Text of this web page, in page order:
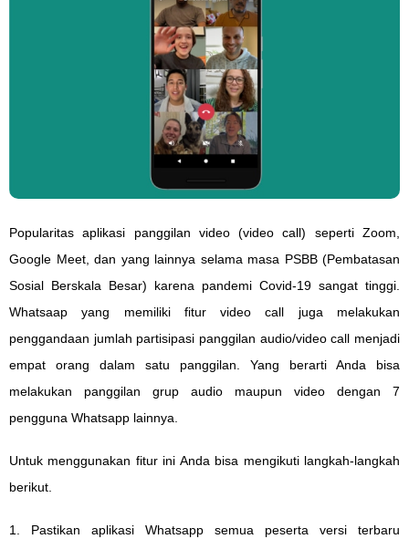
Popularitas aplikasi panggilan video (video call) seperti Zoom,
Google Meet, dan yang lainnya selama masa PSBB (Pembatasan
Sosial Berskala Besar) karena pandemi Covid-19 sangat tinggi.
Whatsaap yang memiliki fitur video call juga melakukan
penggandaan jumlah partisipasi panggilan audio/video call menjadi
empat orang dalam satu panggilan. Yang berarti Anda bisa
melakukan panggilan grup audio maupun video dengan 7
pengguna Whatsapp lainnya.
Untuk menggunakan fitur ini Anda bisa mengikuti langkah-langkah
berikut.
1. Pastikan aplikasi Whatsapp semua peserta versi terbaru